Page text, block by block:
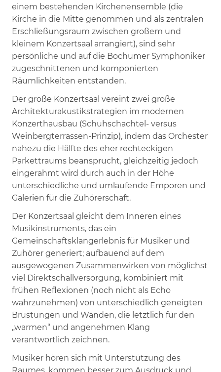
einem bestehenden Kirchenensemble (die
Kirche in die Mitte genommen und als zentralen
Erschließungsraum zwischen großem und
kleinem Konzertsaal arrangiert), sind sehr
persönliche und auf die Bochumer Symphoniker
zugeschnittenen und komponierten
Räumlichkeiten entstanden.
Der große Konzertsaal vereint zwei große
Architekturakustikstrategien im modernen
Konzerthausbau (Schuhschachtel- versus
Weinbergterrassen-Prinzip), indem das Orchester
nahezu die Hälfte des eher rechteckigen
Parkettraums beansprucht, gleichzeitig jedoch
eingerahmt wird durch auch in der Höhe
unterschiedliche und umlaufende Emporen und
Galerien für die Zuhörerschaft.
Der Konzertsaal gleicht dem Inneren eines
Musikinstruments, das ein
Gemeinschaftsklangerlebnis für Musiker und
Zuhörer generiert; aufbauend auf dem
ausgewogenen Zusammenwirken von möglichst
viel Direktschallversorgung, kombiniert mit
frühen Reflexionen (noch nicht als Echo
wahrzunehmen) von unterschiedlich geneigten
Brüstungen und Wänden, die letztlich für den
„warmen“ und angenehmen Klang
verantwortlich zeichnen.
Musiker hören sich mit Unterstützung des